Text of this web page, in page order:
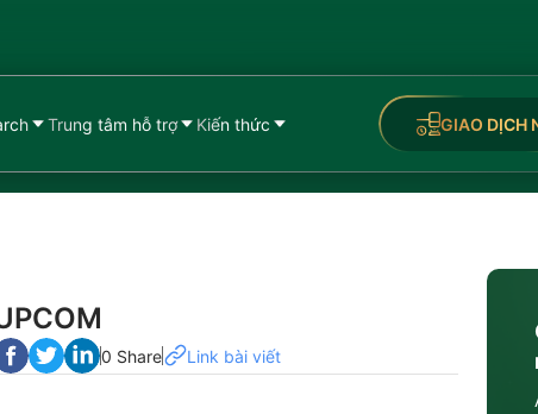
Trung tâm hỗ trợ Kiến thức GIAO DỊCH
0 Share Link bài viết